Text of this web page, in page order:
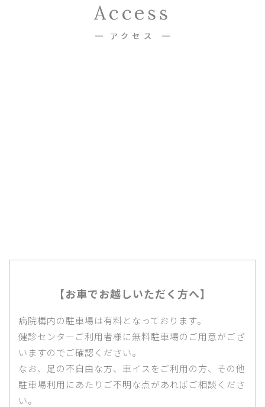
Access
アクセス
【お車でお越しいただく方へ】
病院構内の駐車場は有料となっております。
健診センターご利用者様に無料駐車場のご用意がござ
いますのでご確認ください。
なお、足の不自由な方、車イスをご利用の方、その他
駐車場利用にあたりご不明な点があればご相談くださ
い。